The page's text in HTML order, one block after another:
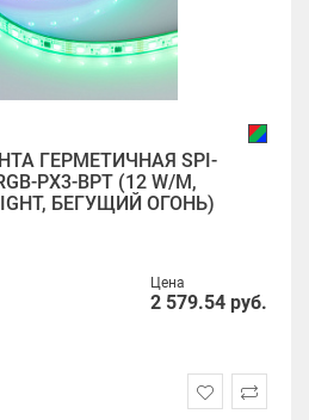
ГЕРМЕТИЧНАЯ SPI-
PX3-BPT (12 W/M,
БЕГУЩИЙ ОГОНЬ)
Цена
2 579.54 руб.